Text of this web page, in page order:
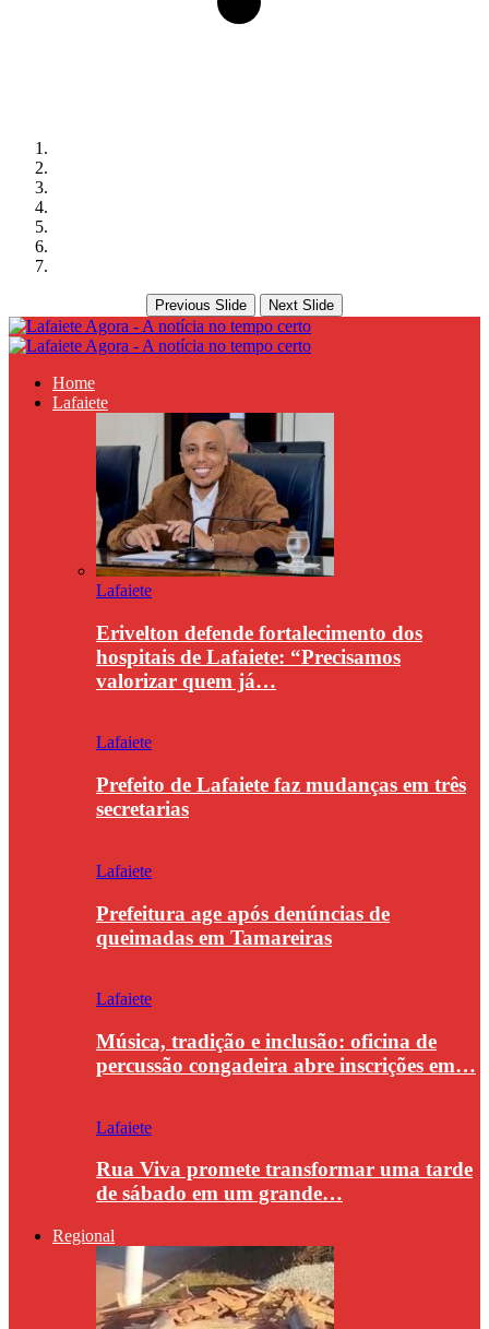
Previous Slide Next Slide
Home
Lafaiete
Lafaiete
Erivelton defende fortalecimento dos
hospitais de Lafaiete: “Precisamos
valorizar quem já…
Lafaiete
Prefeito de Lafaiete faz mudanças em três
secretarias
Lafaiete
Prefeitura age após denúncias de
queimadas em Tamareiras
Lafaiete
Música, tradição e inclusão: oficina de
percussão congadeira abre inscrições em…
Lafaiete
Rua Viva promete transformar uma tarde
de sábado em um grande…
Regional